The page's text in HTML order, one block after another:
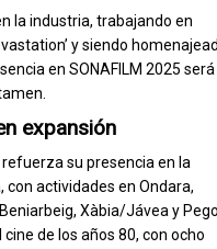
la industria, trabajando en
y siendo
en SONAFILM 2025
expansión
refuerza su presencia en la
actividades en Ondara,
Xàbia/Jávea y
de los años 80, con ocho